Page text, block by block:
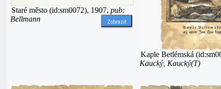
Staré město (id:sm0072), 1907, pub:
Bellmann
Zobrazit
Kaple Betlémská
Kaucký, Kaucký(T)